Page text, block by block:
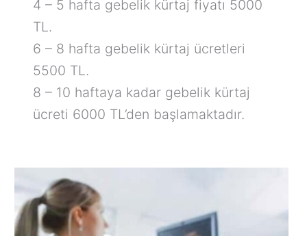
4 – 5 hafta gebelik kürtaj fiyatı 5000
TL.
6 – 8 hafta gebelik kürtaj ücretleri
5500 TL.
8 – 10 haftaya kadar gebelik kürtaj
ücreti 6000 TL’den başlamaktadır.
Fiyatları
2025